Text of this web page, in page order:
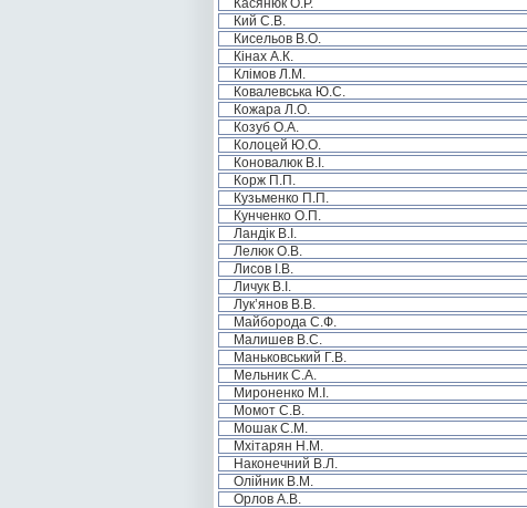
Касянюк О.Р.
Кий С.В.
Кисельов В.О.
Кінах А.К.
Клімов Л.М.
Ковалевська Ю.С.
Кожара Л.О.
Козуб О.А.
Колоцей Ю.О.
Коновалюк В.І.
Корж П.П.
Кузьменко П.П.
Кунченко О.П.
Ландік В.І.
Лелюк О.В.
Лисов І.В.
Личук В.І.
Лук’янов В.В.
Майборода С.Ф.
Малишев В.С.
Маньковський Г.В.
Мельник С.А.
Мироненко М.І.
Момот С.В.
Мошак С.М.
Мхітарян Н.М.
Наконечний В.Л.
Олійник В.М.
Орлов А.В.